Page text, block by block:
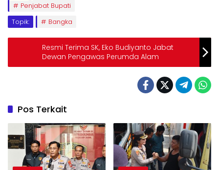
Penjabat Bupati
Topik:
Bangka
Resmi Terima SK, Eko Budiyanto Jabat
Dewan Pengawas Perumda Alam
Pos Terkait